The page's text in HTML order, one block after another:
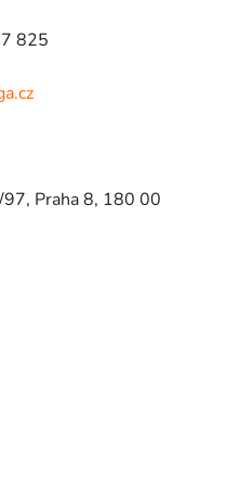
825
Praha 8, 180 00